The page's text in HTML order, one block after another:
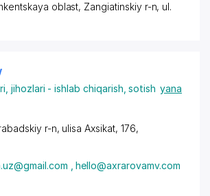
oblast, Zangiatinskiy r-n, ul.
jihozlari - ishlab chiqarish, sotish yana
r-n, ulisa Axsikat, 176,
, hello@axrarovamv.com